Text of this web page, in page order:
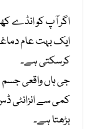
اگر آپ کو انڈے
ایک بہت عام
کرسکتی ہے۔
جی ہاں واقعی جسم
کمی سے انزائٹی
بڑھتا ہے۔